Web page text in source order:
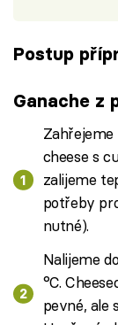
Postup
Ganache z
cheese s
zalijeme
potřeby
nutné).
Nalijeme
°C.
pevné, ale